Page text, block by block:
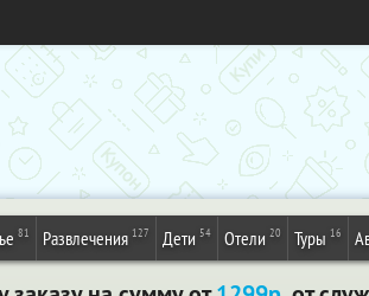
81 Развлечения 127 Дети 54 Отели 20 Туры 16